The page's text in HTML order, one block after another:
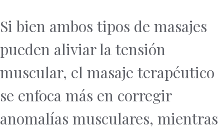
Si bien ambos tipos de masajes
pueden aliviar la tensión
muscular, el masaje terapéutico
se enfoca más en corregir
anomalías musculares, mientras